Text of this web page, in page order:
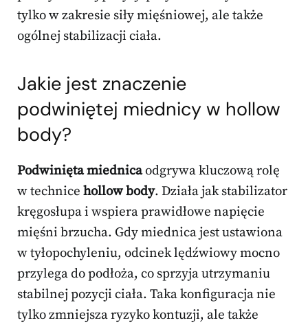
tylko w zakresie siły mięśniowej, ale także
ogólnej stabilizacji ciała.
Jakie jest znaczenie
podwiniętej miednicy w hollow
body?
Podwinięta miednicaodgrywa kluczową rolę
w technice hollow body. Działa jak stabilizator
kręgosłupa i wspiera prawidłowe napięcie
mięśni brzucha. Gdy miednica jest ustawiona
w tyłopochyleniu, odcinek lędźwiowy mocno
przylega do podłoża, co sprzyja utrzymaniu
stabilnej pozycji ciała. Taka konfiguracja nie
tylko zmniejsza ryzyko kontuzji, ale także